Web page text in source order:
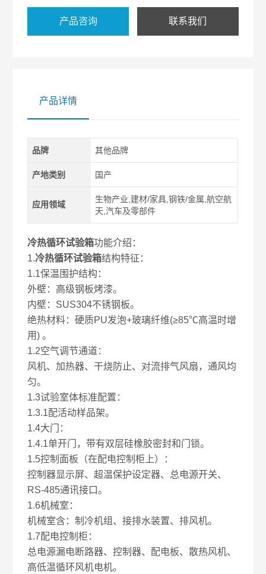
产品咨询 联系我们
产品详情
品牌 其他品牌
产地类别 国产
应用领域
生物产业,建材/家具,钢铁/金属,航空航
天,汽车及零部件
冷热循环试验箱功能介绍：
1.冷热循环试验箱结构特征：
1.1保温围护结构：
外壁：高级钢板烤漆。
内壁：SUS304不锈钢板。
绝热材料：硬质PU发泡+玻璃纤维(≥85℃高温时增
用) 。
1.2空气调节通道：
风机、加热器、干烧防止、对流排气风扇，通风均
匀。
1.3试验室体标准配置：
1.3.1配活动样品架。
1.4大门：
1.4.1单开门，带有双层硅橡胶密封和门锁。
1.5控制面板（在配电控制柜上）：
控制器显示屏、超温保护设定器、总电源开关、
RS-485通讯接口。
1.6机械室：
机械室含：制冷机组、接排水装置、排风机。
1.7配电控制柜：
总电源漏电断路器、控制器、配电板、散热风机、
高低温循环风机电机。